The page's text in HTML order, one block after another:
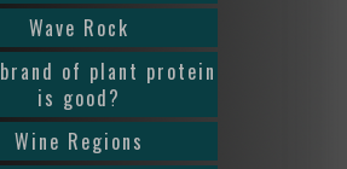
Wave Rock
of plant protein
is good?
Wine Regions